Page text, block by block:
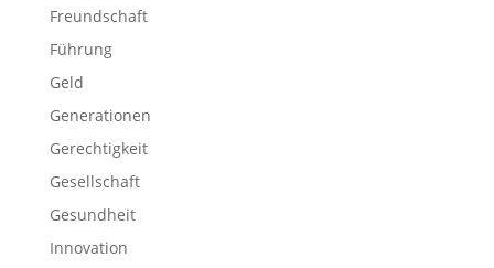
Freundschaft
Führung
Geld
Generationen
Gerechtigkeit
Gesellschaft
Gesundheit
Innovation